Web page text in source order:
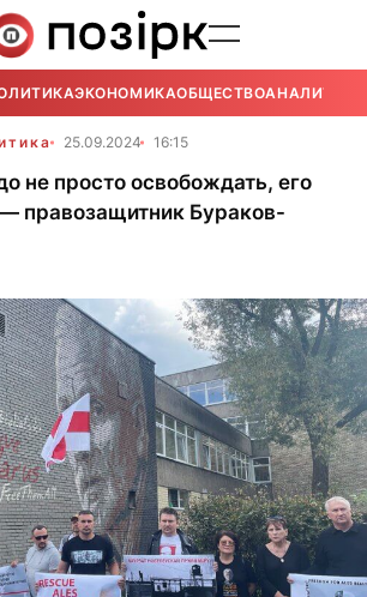
ЭКОНОМИКАОБЩЕСТВОАНАЛИТИКА
25.09.2024 16:15
не просто освобождать, его
правозащитник Бураков-